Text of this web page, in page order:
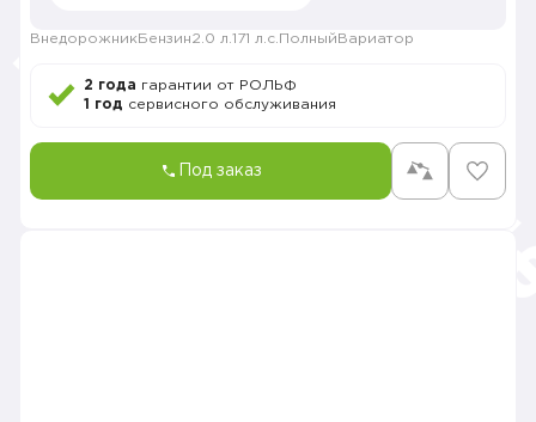
Внедорожник Бензин2.0 л. 171 л.с. Полный Вариатор
2 года гарантии от РОЛЬФ
1 год сервисного обслуживания
Под заказ